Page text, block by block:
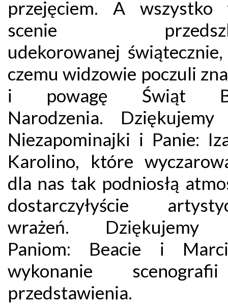
przejęciem. A
scenie
udekorowanej
czemu widzowie poczuli
i powagę Świąt
Narodzenia. Dziękujemy
Niezapominajki i Panie:
Karolino, które
dla nas tak podniosłą
dostarczyłyście
wrażeń. Dziękujemy
Paniom: Beacie i
wykonanie
przedstawienia.